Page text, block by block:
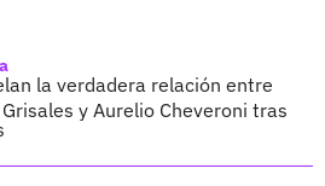
la verdadera relación entre
y Aurelio Cheveroni tras